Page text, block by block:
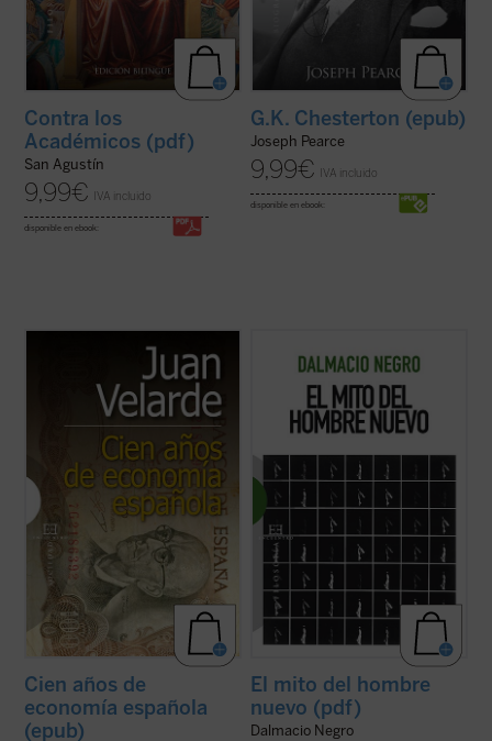
Contra los
Académicos (pdf)
San Agustín
9,99€ IVA incluido
disponible en ebook:
G.K. Chesterton (epub)
Joseph Pearce
9,99€ IVA incluido
disponible en ebook:
Premio de Ensayo y Humanidades 2010
Desde un prestigio único entre nuestros
economistas, y con la garantía de más de
medio siglo de trabajo, Juan Velarde
sintetiza todo el siglo XX (y algo más) de
Cien años de
economía española
(epub)
más originales y profundos de la filosofía
política en español, nos ofrece en El mito
del hombre nuevo
un cuidadoso examen de
los principales antecedentes,
concepciones y tendencias relacionados ...
(ver ficha)
El mito del hombre
nuevo (pdf)
Dalmacio Negro